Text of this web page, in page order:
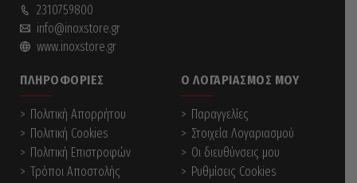
2310759800
info@inoxstore.gr
www.inoxstore.gr
ΠΛΗΡΟΦΟΡΊΕΣ
Πολιτική Απορρήτου
Πολιτική Cookies
Πολιτική Επιστροφών
Τρόποι Αποστολής
Ο ΛΟΓΑΡΙΑΣΜΌΣ ΜΟΥ
Παραγγελίες
Στοιχεία Λογαριασμού
Οι διευθύνσεις μου
Ρυθμίσεις Cookies